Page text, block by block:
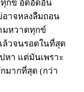
ทุกข์ อึดอัดอั้น
อาจหลงลืมถอน
มหวาดทุกข์
วจนรอดในที่สุด
หา แต่มันเพราะ
มากที่สุด (กว่า